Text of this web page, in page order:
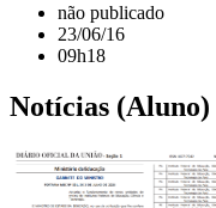
não publicado
23/06/16
09h18
Notícias (Aluno)